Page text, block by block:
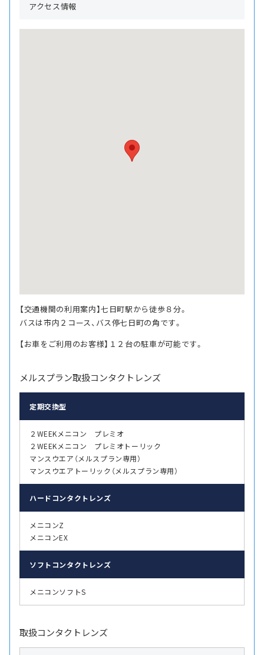
アクセス情報
【交通機関の利用案内】七日町駅から徒歩８分。
バスは市内２コース、バス停七日町の角です。
【お車をご利用のお客様】１２台の駐車が可能です。
メルスプラン取扱コンタクトレンズ
定期交換型
２WEEKメニコン プレミオ
２WEEKメニコン プレミオトーリック
マンスウエア（メルスプラン専用）
マンスウエアトーリック（メルスプラン専用）
ハード コンタクトレンズ
メニコンZ
メニコンEX
ソフト コンタクトレンズ
メニコンソフトS
取扱コンタクトレンズ